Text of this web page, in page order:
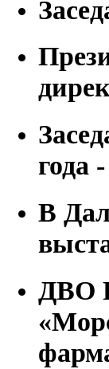
года
В
ДВО